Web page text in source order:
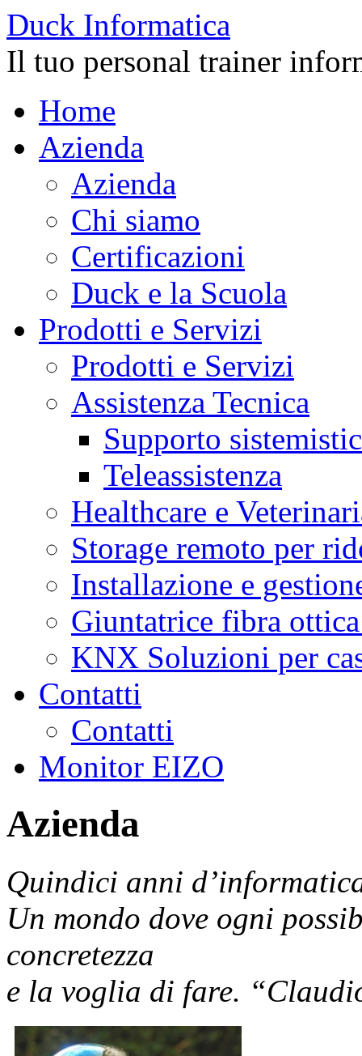
Duck Informatica
Il tuo personal trainer
Home
Azienda
Azienda
Chi siamo
Certificazioni
Duck e la Scuola
Prodotti e Servizi
Prodotti e Servizi
Assistenza Tecnica
Supporto
Teleassistenza
Healthcare e
Storage remoto per
Installazione e
Giuntatrice fibra
KNX Soluzioni per
Contatti
Contatti
Monitor EIZO
Azienda
Quindici anni
Un mondo dove ogni
concretezza
e la voglia di fare.